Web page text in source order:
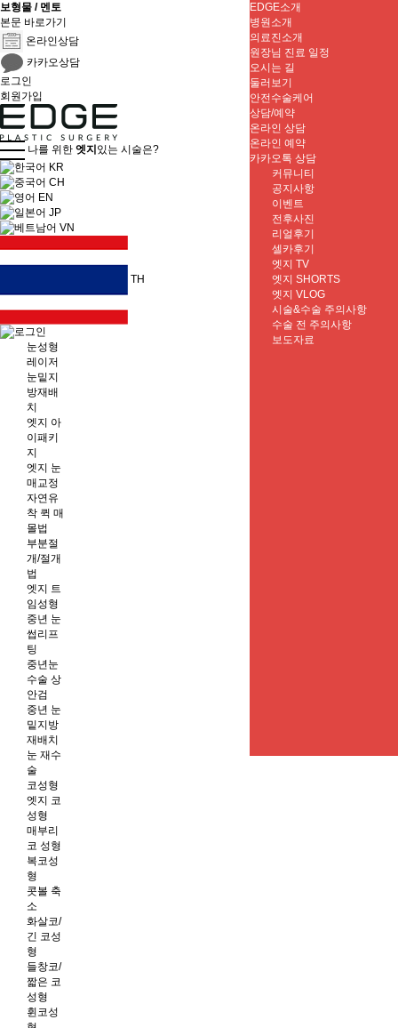
보형물 / 멘토
본문 바로가기
온라인상담
카카오상담
로그인
회원가입
나를 위한 엣지 있는 시술은?
KR
CH
EN
JP
VN
TH
눈성형
레이저
눈밑지
방재배
치
엣지 아
이패키
지
엣지 눈
매교정
자연유
착 퀵 매
몰법
부분절
개/절개
법
엣지 트
임성형
중년 눈
썹리프
팅
중년눈
수술 상
안검
중년 눈
밑지방
재배치
눈 재수
술
코성형
엣지 코
성형
매부리
코 성형
복코성
형
콧볼 축
소
화살코/
긴 코성
형
들창코/
짧은 코
성형
휜코성
EDGE소개
병원소개
의료진소개
원장님 진료 일정
오시는 길
둘러보기
안전수술케어
상담/예약
온라인 상담
온라인 예약
카카오톡 상담
커뮤니티
공지사항
이벤트
전후사진
리얼후기
셀카후기
엣지 TV
엣지 SHORTS
엣지 VLOG
시술&수술 주의사항
수술 전 주의사항
보도자료